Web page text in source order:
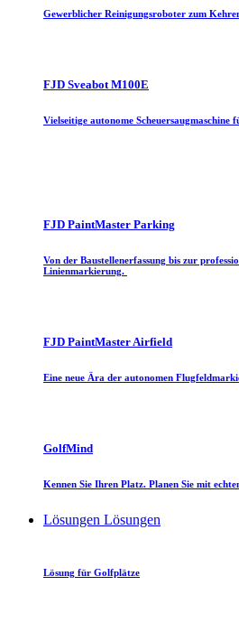
Gewerblicher Reinigungsroboter zum
FJD Sveabot M100E
Vielseitige autonome Scheuersaugmaschine
FJD PaintMaster Parking
Von der Baustellenerfassung bis zur
Linienmarkierung.
FJD PaintMaster Airfield
Eine neue Ära der autonomen
GolfMind
Kennen Sie Ihren Platz. Planen Sie mit
Lösungen Lösungen
Lösung für Golfplätze